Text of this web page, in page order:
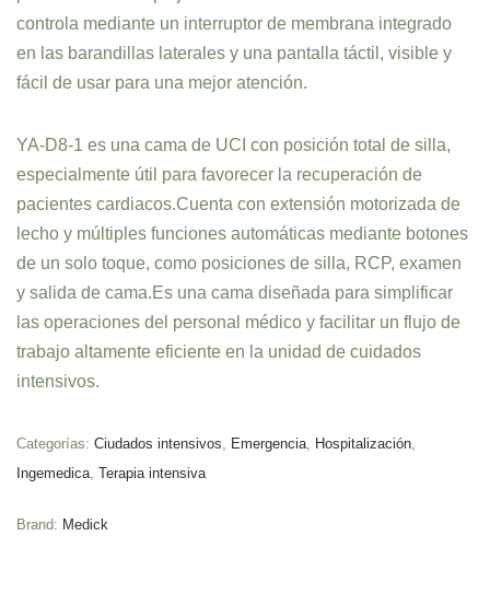
controla mediante un interruptor de membrana integrado
en las barandillas laterales y una pantalla táctil, visible y
fácil de usar para una mejor atención.
YA-D8-1 es una cama de UCI con posición total de silla,
especialmente útil para favorecer la recuperación de
pacientes cardiacos.Cuenta con extensión motorizada de
lecho y múltiples funciones automáticas mediante botones
de un solo toque, como posiciones de silla, RCP, examen
y salida de cama.Es una cama diseñada para simplificar
las operaciones del personal médico y facilitar un flujo de
trabajo altamente eficiente en la unidad de cuidados
intensivos.
Categorías: Ciudados intensivos, Emergencia, Hospitalización,
Ingemedica, Terapia intensiva
Brand: Medick